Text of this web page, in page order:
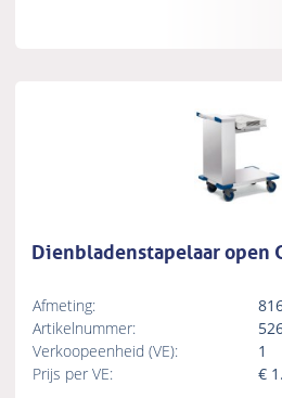
Dienbladenstapelaar open
Afmeting:
Artikelnummer:
Verkoopeenheid (VE):
1
Prijs per VE:
€